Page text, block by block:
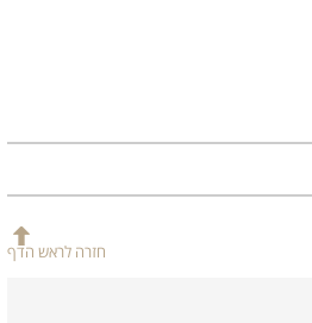
חזרה לראש הדף